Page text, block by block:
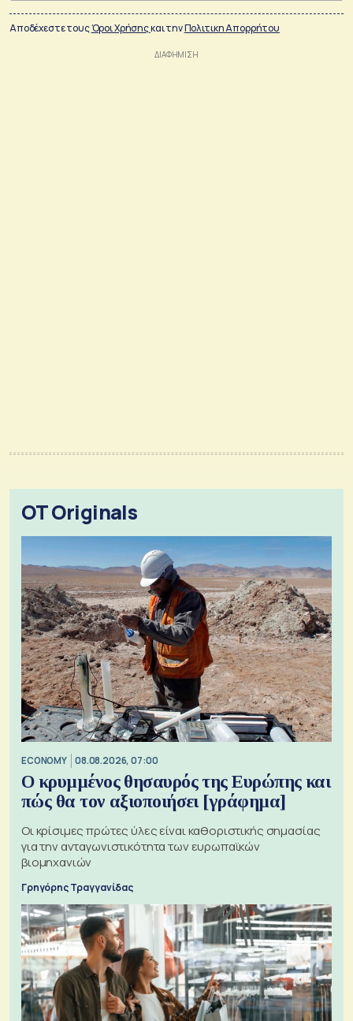
Αποδέχεστε τουςΌροι Χρήσηςκαι τηνΠολιτικη Απορρήτου
OT Originals
ECONOMY 08.08.2026, 07:00
Ο κρυμμένος θησαυρός της Ευρώπης και
πώς θα τον αξιοποιήσει [γράφημα]
Οι κρίσιμες πρώτες ύλες είναι καθοριστικής σημασίας
για την ανταγωνιστικότητα των ευρωπαϊκών
βιομηχανιών
Γρηγόρης Τραγγανίδας